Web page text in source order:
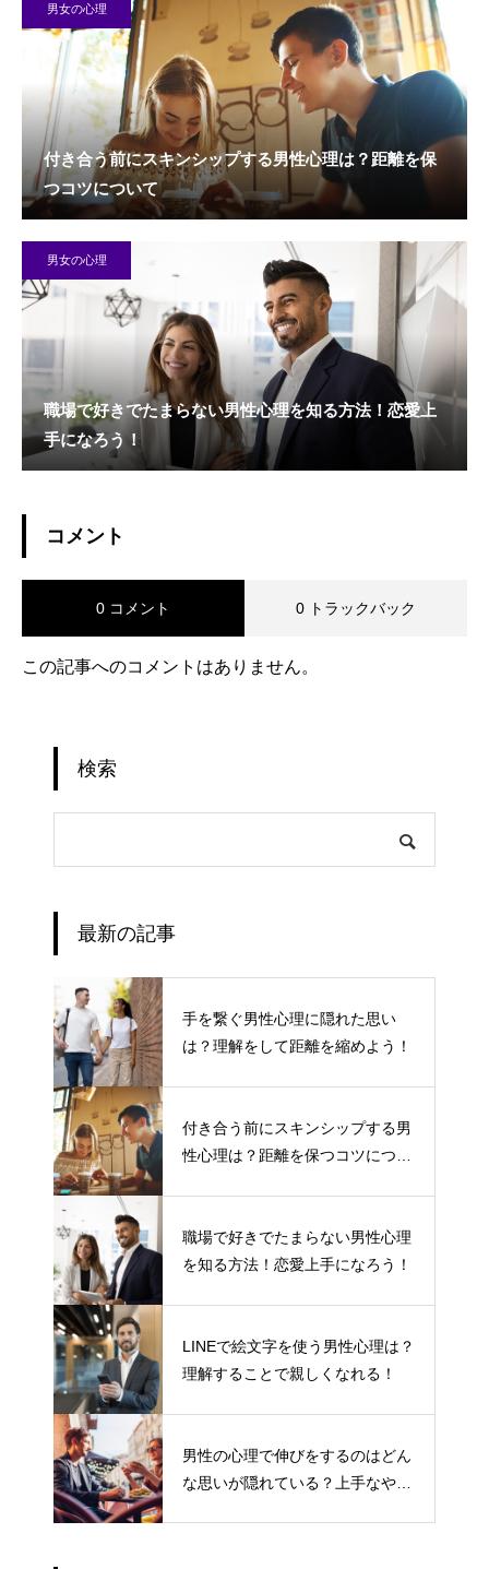
男女の心理
付き合う前にスキンシップする男性心理は？距離を保
つコツについて
男女の心理
職場で好きでたまらない男性心理を知る方法！恋愛上
手になろう！
コメント
0 コメント 0 トラックバック
この記事へのコメントはありません。
検索
最新の記事
手を繋ぐ男性心理に隠れた思い
は？理解をして距離を縮めよう！
付き合う前にスキンシップする男
性心理は？距離を保つコツについ
職場で好きでたまらない男性心理
を知る方法！恋愛上手になろう！
LINEで絵文字を使う男性心理は？
理解することで親しくなれる！
男性の心理で伸びをするのはどん
な思いが隠れている？上手なやり